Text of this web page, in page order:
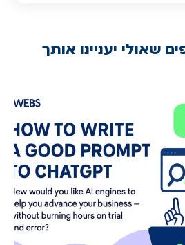
שאולי יעניינו אותך